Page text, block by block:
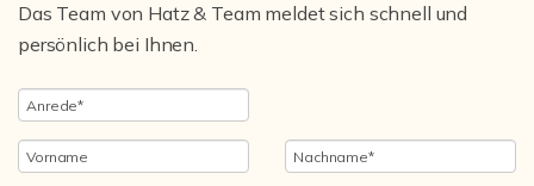
Das Team von Hatz & Team meldet sich schnell und
persönlich bei Ihnen.